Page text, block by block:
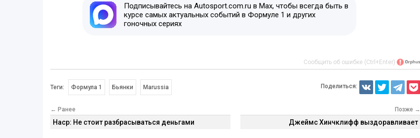
Подписывайтесь на Autosport.com.ru в Max, чтобы всегда быть в
курсе самых актуальных событий в Формуле 1 и других
гоночных сериях
Сообщить об ошибке (Ctrl+Enter)
Теги: Формула 1 Бьянки Marussia Поделиться:
← Ранее
Наср: Не стоит разбрасываться деньгами
Позже →
Джеймс Хинчклифф выздоравливает